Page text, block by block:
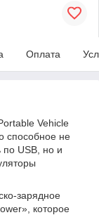
Оплата
Vehicle
способное не
по USB, но и
зарядное
которое